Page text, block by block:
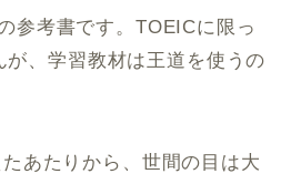
参考書です。TOEICに限っ
が、学習教材は王道を使うの
あたりから、世間の目は大